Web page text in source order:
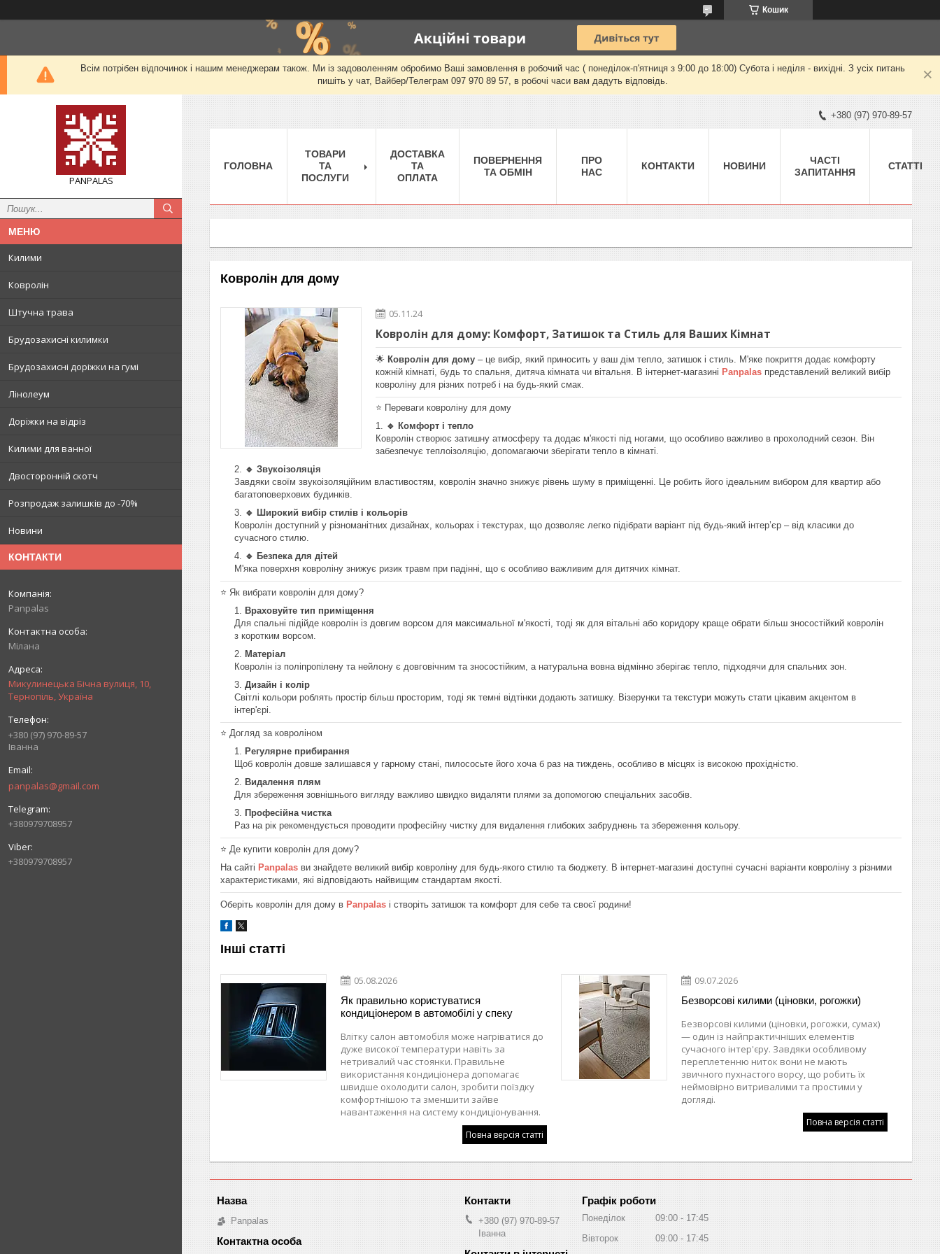
Кошик
Всім потрібен відпочинок і нашим менеджерам також. Ми із задоволенням обробимо Ваші замовлення в робочий час ( понеділок-п'ятниця з 9:00 до 18:00) Субота і неділя - вихідні. З усіх питань
пишіть у чат, Вайбер/Телеграм 097 970 89 57, в робочі часи вам дадуть відповідь.
PANPALAS
Килими
Ковролін
Штучна трава
Брудозахисні килимки
Брудозахисні доріжки на гумі
Лінолеум
Доріжки на відріз
Килими для ванної
Двосторонній скотч
Розпродаж залишків до -70%
Новини
КОНТАКТИ
Panpalas
Мілана
Микулинецька Бічна вулиця, 10,
Тернопіль, Україна
+380 (97) 970-89-57
Іванна
panpalas@gmail.com
+380979708957
+380979708957
+380 (97) 970-89-57
ГОЛОВНА
ТОВАРИ
ТА
ПОСЛУГИ
ДОСТАВКА
ТА
ОПЛАТА
ПОВЕРНЕННЯ
ТА ОБМІН
ПРО
НАС
КОНТАКТИ НОВИНИ
ЧАСТІ
ЗАПИТАННЯ
СТАТТІ
Ковролін для дому
05.11.24
Ковролін для дому: Комфорт, Затишок та Стиль для Ваших Кімнат
🌟 Ковролін для дому – це вибір, який приносить у ваш дім тепло, затишок і стиль. М'яке покриття додає комфорту
кожній кімнаті, будь то спальня, дитяча кімната чи вітальня. В інтернет-магазині Panpalas представлений великий вибір
ковроліну для різних потреб і на будь-який смак.
⭐️ Переваги ковроліну для дому
🔹 Комфорт і тепло
Ковролін створює затишну атмосферу та додає м'якості під ногами, що особливо важливо в прохолодний сезон. Він
забезпечує теплоізоляцію, допомагаючи зберігати тепло в кімнаті.
🔹 Звукоізоляція
Завдяки своїм звукоізоляційним властивостям, ковролін значно знижує рівень шуму в приміщенні. Це робить його ідеальним вибором для квартир або
багатоповерхових будинків.
🔹 Широкий вибір стилів і кольорів
Ковролін доступний у різноманітних дизайнах, кольорах і текстурах, що дозволяє легко підібрати варіант під будь-який інтер’єр – від класики до
сучасного стилю.
🔹 Безпека для дітей
М'яка поверхня ковроліну знижує ризик травм при падінні, що є особливо важливим для дитячих кімнат.
⭐️ Як вибрати ковролін для дому?
Враховуйте тип приміщення
Для спальні підійде ковролін із довгим ворсом для максимальної м'якості, тоді як для вітальні або коридору краще обрати більш зносостійкий ковролін
з коротким ворсом.
Матеріал
Ковролін із поліпропілену та нейлону є довговічним та зносостійким, а натуральна вовна відмінно зберігає тепло, підходячи для спальних зон.
Дизайн і колір
Світлі кольори роблять простір більш просторим, тоді як темні відтінки додають затишку. Візерунки та текстури можуть стати цікавим акцентом в
інтер'єрі.
⭐️ Догляд за ковроліном
Регулярне прибирання
Щоб ковролін довше залишався у гарному стані, пилососьте його хоча б раз на тиждень, особливо в місцях із високою прохідністю.
Видалення плям
Для збереження зовнішнього вигляду важливо швидко видаляти плями за допомогою спеціальних засобів.
Професійна чистка
Раз на рік рекомендується проводити професійну чистку для видалення глибоких забруднень та збереження кольору.
⭐️ Де купити ковролін для дому?
На сайті Panpalas ви знайдете великий вибір ковроліну для будь-якого стилю та бюджету. В інтернет-магазині доступні сучасні варіанти ковроліну з різними
характеристиками, які відповідають найвищим стандартам якості.
Оберіть ковролін для дому в Panpalas і створіть затишок та комфорт для себе та своєї родини!
Інші статті
05.08.2026
Як правильно користуватися
кондиціонером в автомобілі у спеку
Влітку салон автомобіля може нагріватися до
дуже високої температури навіть за
нетривалий час стоянки. Правильне
використання кондиціонера допомагає
швидше охолодити салон, зробити поїздку
комфортнішою та зменшити зайве
навантаження на систему кондиціонування.
Повна версія статті
09.07.2026
Безворсові килими (ціновки, рогожки)
Безворсові килими (ціновки, рогожки, сумах)
— один із найпрактичніших елементів
сучасного інтер'єру. Завдяки особливому
переплетенню ниток вони не мають
звичного пухнастого ворсу, що робить їх
неймовірно витривалими та простими у
догляді.
Повна версія статті
Panpalas
+380 (97) 970-89-57
Іванна
Графік роботи
Понеділок 09:00
17:45
Вівторок
09:00
17:45